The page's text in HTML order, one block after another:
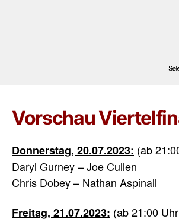
Vorschau
Donnerstag, 20.07.2023: (ab
Daryl Gurney – Joe Cullen
Chris Dobey – Nathan Aspinall
Freitag, 21.07.2023: (ab 21:00